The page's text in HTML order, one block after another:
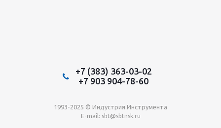
+7 (383) 363-03-02
+7 903 904-78-60
1993-2025 © Индустрия Инструмента
E-mail: sbt@sbtnsk.ru